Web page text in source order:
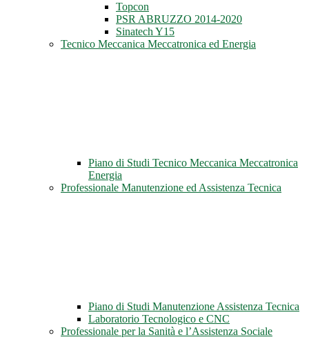
Topcon
PSR ABRUZZO 2014-2020
Sinatech Y15
Tecnico Meccanica Meccatronica ed Energia
Piano di Studi Tecnico Meccanica Meccatronica
Energia
Professionale Manutenzione ed Assistenza Tecnica
Piano di Studi Manutenzione Assistenza Tecnica
Laboratorio Tecnologico e CNC
Professionale per la Sanità e l’Assistenza Sociale